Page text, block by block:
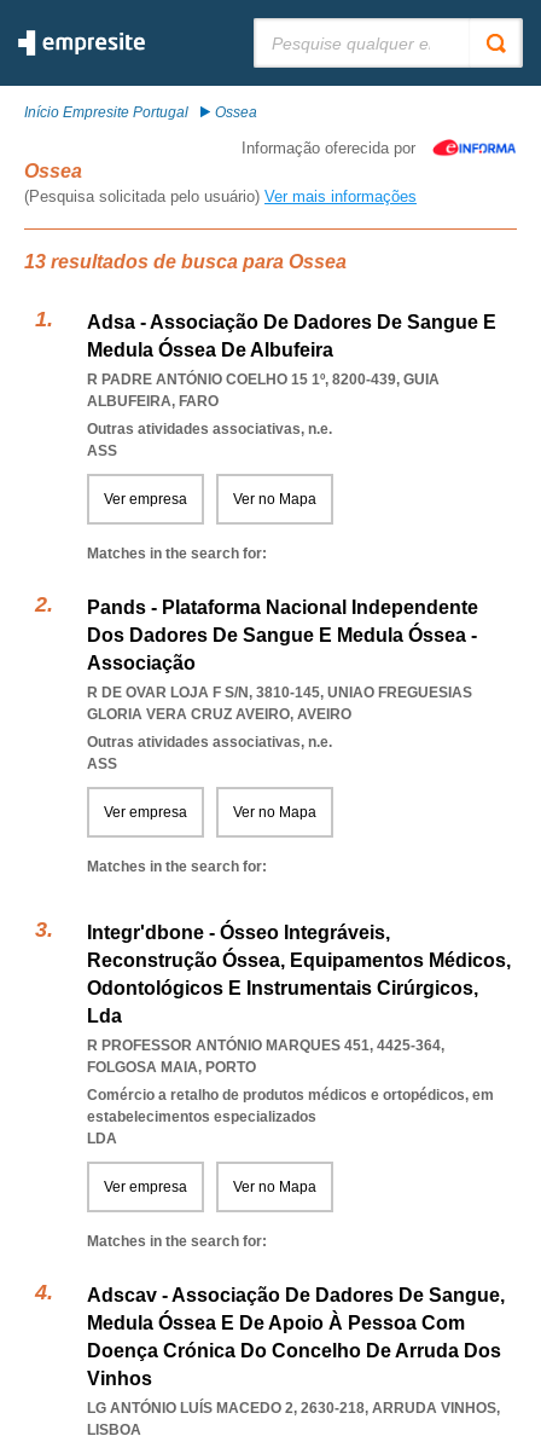
Início Empresite Portugal Ossea
Informação oferecida por
Ossea
(Pesquisa solicitada pelo usuário) Ver mais informações
13 resultados de busca para Ossea
Adsa - Associação De Dadores De Sangue E
Medula Óssea De Albufeira
R PADRE ANTÓNIO COELHO 15 1º, 8200-439, GUIA
ALBUFEIRA, FARO
Outras atividades associativas, n.e.
ASS
Ver empresa Ver no Mapa
Matches in the search for:
Pands - Plataforma Nacional Independente
Dos Dadores De Sangue E Medula Óssea -
Associação
R DE OVAR LOJA F S/N, 3810-145, UNIAO FREGUESIAS
GLORIA VERA CRUZ AVEIRO, AVEIRO
Outras atividades associativas, n.e.
ASS
Ver empresa Ver no Mapa
Matches in the search for:
Integr'dbone - Ósseo Integráveis,
Reconstrução Óssea, Equipamentos Médicos,
Odontológicos E Instrumentais Cirúrgicos,
Lda
R PROFESSOR ANTÓNIO MARQUES 451, 4425-364,
FOLGOSA MAIA, PORTO
Comércio a retalho de produtos médicos e ortopédicos, em
estabelecimentos especializados
LDA
Ver empresa Ver no Mapa
Matches in the search for:
Adscav - Associação De Dadores De Sangue,
Medula Óssea E De Apoio À Pessoa Com
Doença Crónica Do Concelho De Arruda Dos
Vinhos
LG ANTÓNIO LUÍS MACEDO 2, 2630-218, ARRUDA VINHOS,
LISBOA